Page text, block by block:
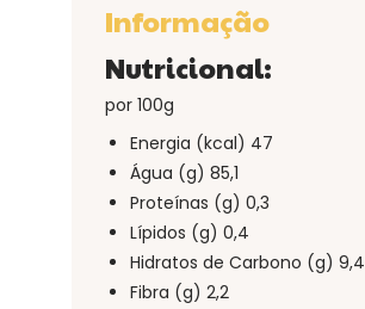
Informação
Nutricional:
por 100g
Energia (kcal) 47
Água (g) 85,1
Proteínas (g) 0,3
Lípidos (g) 0,4
Hidratos de Carbono (g) 9,4
Fibra (g) 2,2